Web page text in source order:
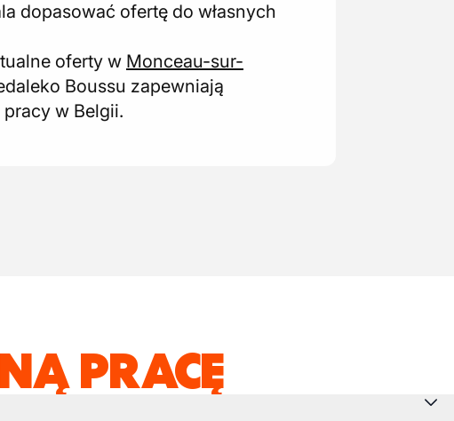
dopasować ofertę do własnych
oferty w Monceau-sur-
Boussu zapewniają
w Belgii.
PRACĘ